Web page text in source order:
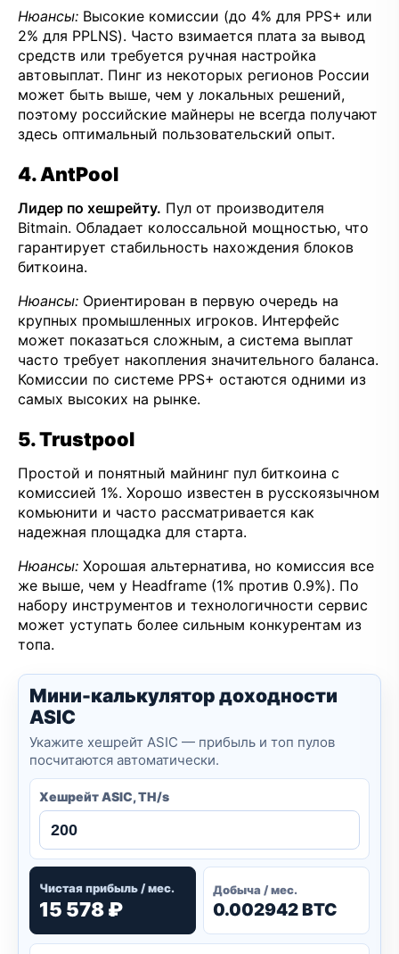
Нюансы: Высокие комиссии (до 4% для PPS+ или
2% для PPLNS). Часто взимается плата за вывод
средств или требуется ручная настройка
автовыплат. Пинг из некоторых регионов России
может быть выше, чем у локальных решений,
поэтому российские майнеры не всегда получают
здесь оптимальный пользовательский опыт.
4. AntPool
Лидер по хешрейту. Пул от производителя
Bitmain. Обладает колоссальной мощностью, что
гарантирует стабильность нахождения блоков
биткоина.
Нюансы: Ориентирован в первую очередь на
крупных промышленных игроков. Интерфейс
может показаться сложным, а система выплат
часто требует накопления значительного баланса.
Комиссии по системе PPS+ остаются одними из
самых высоких на рынке.
5. Trustpool
Простой и понятный майнинг пул биткоина с
комиссией 1%. Хорошо известен в русскоязычном
комьюнити и часто рассматривается как
надежная площадка для старта.
Нюансы: Хорошая альтернатива, но комиссия все
же выше, чем у Headframe (1% против 0.9%). По
набору инструментов и технологичности сервис
может уступать более сильным конкурентам из
топа.
Мини-калькулятор доходности
ASIC
Укажите хешрейт ASIC — прибыль и топ пулов
посчитаются автоматически.
Хешрейт ASIC, TH/s
Чистая прибыль / мес.
15 578 ₽
Добыча / мес.
0.002942 BTC